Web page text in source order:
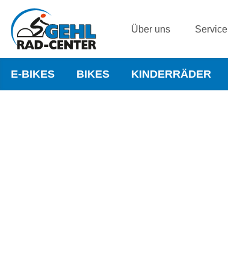
Über uns Service
E-BIKES BIKES KINDERRÄDER